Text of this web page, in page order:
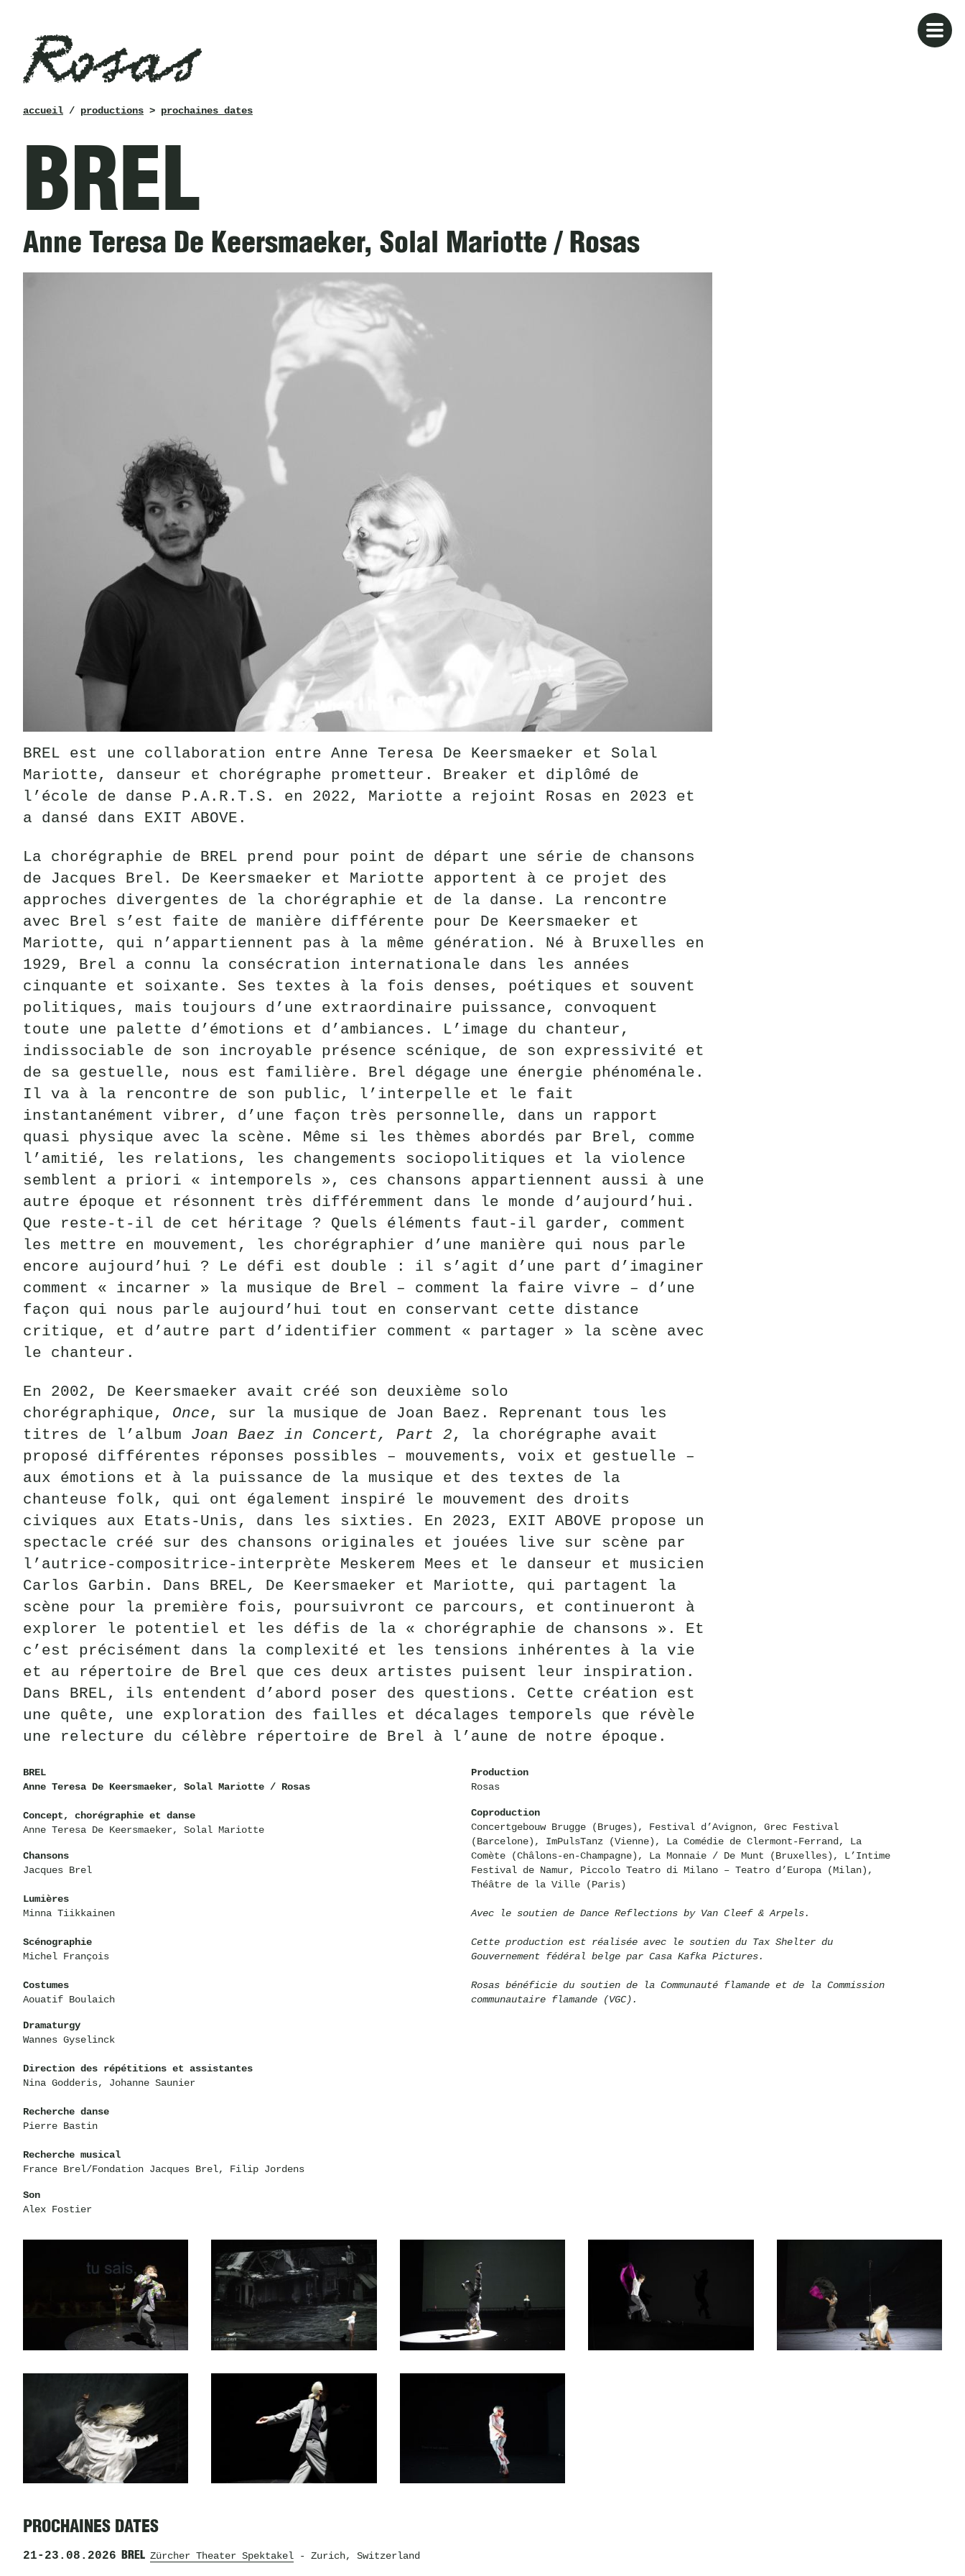
fil
accueil / productions > prochaines dates
BREL
Anne Teresa De Keersmaeker, Solal Mariotte / Rosas
BREL est une collaboration entre Anne Teresa De Keersmaeker et Solal
Mariotte, danseur et chorégraphe prometteur. Breaker et diplômé de
l’école de danse P.A.R.T.S. en 2022, Mariotte a rejoint Rosas en 2023 et
a dansé dans EXIT ABOVE.
La chorégraphie de BREL
prend pour point de départ une série de chansons
de Jacques Brel. De Keersmaeker et Mariotte apportent à ce projet des
approches divergentes de la chorégraphie et de la danse. La rencontre
avec Brel s’est faite de manière différente pour De Keersmaeker et
Mariotte, qui n’appartiennent pas à la même génération. Né à Bruxelles en
1929, Brel a connu la consécration internationale dans les années
cinquante et soixante. Ses textes à la fois denses, poétiques et souvent
politiques, mais toujours d’une extraordinaire puissance, convoquent
toute une palette d’émotions et d’ambiances. L’image du chanteur,
indissociable de son incroyable présence scénique, de son expressivité et
de sa gestuelle, nous est familière. Brel dégage une énergie phénoménale.
Il va à la rencontre de son public, l’interpelle et le fait
instantanément vibrer, d’une façon très personnelle, dans un rapport
quasi physique avec la scène. Même si les thèmes abordés par Brel, comme
l’amitié, les relations, les changements sociopolitiques et la violence
semblent a priori « intemporels », ces chansons appartiennent aussi à une
autre époque et résonnent très différemment dans le monde d’aujourd’hui.
Que reste-t-il de cet héritage ? Quels éléments faut-il garder, comment
les mettre en mouvement, les chorégraphier d’une manière qui nous parle
encore aujourd’hui ? Le défi est double : il s’agit d’une part d’imaginer
comment « incarner » la musique de Brel – comment la faire vivre – d’une
façon qui nous parle aujourd’hui tout en conservant cette distance
critique, et d’autre part d’identifier comment « partager » la scène avec
le chanteur.
En 2002, De Keersmaeker avait créé son deuxième solo
chorégraphique, Once, sur la musique de Joan Baez. Reprenant tous les
titres de l’album Joan Baez in Concert, Part 2, la chorégraphe avait
proposé différentes réponses possibles – mouvements, voix et gestuelle –
aux émotions et à la puissance de la musique et des textes de la
chanteuse folk, qui ont également inspiré le mouvement des droits
civiques aux Etats-Unis, dans les sixties. En 2023, EXIT ABOVE propose un
spectacle créé sur des chansons originales et jouées live sur scène par
l’autrice-compositrice-interprète Meskerem Mees et le danseur et musicien
Carlos Garbin. Dans BREL, De Keersmaeker et Mariotte, qui partagent la
scène pour la première fois, poursuivront ce parcours, et continueront à
explorer le potentiel et les défis de la « chorégraphie de chansons ». Et
c’est précisément dans la complexité et les tensions inhérentes à la vie
et au répertoire de Brel que ces deux artistes puisent leur inspiration.
Dans BREL, ils entendent d’abord poser des questions. Cette création est
une quête, une exploration des failles et décalages temporels que révèle
une relecture du célèbre répertoire de Brel à l’aune de notre époque.
BREL
Anne Teresa De Keersmaeker, Solal Mariotte / Rosas
Concept, chorégraphie et danse
Anne Teresa De Keersmaeker, Solal Mariotte
Chansons
Jacques Brel
Lumières
Minna Tiikkainen
Scénographie
Michel François
Costumes
Aouatif Boulaich
Dramaturgy
Wannes Gyselinck
Direction des répétitions et assistantes
Nina Godderis, Johanne Saunier
Recherche danse
Pierre Bastin
Recherche musical
France Brel/Fondation Jacques Brel, Filip Jordens
Son
Alex Fostier
Production
Rosas
Coproduction
Concertgebouw Brugge (Bruges), Festival d’Avignon, Grec Festival
(Barcelone), ImPulsTanz (Vienne), La Comédie de Clermont-Ferrand, La
Comète (Châlons-en-Champagne), La Monnaie / De Munt (Bruxelles), L’Intime
Festival de Namur, Piccolo Teatro di Milano – Teatro d’Europa (Milan),
Théâtre de la Ville (Paris)
Avec le soutien de Dance Reflections by Van Cleef & Arpels.
Cette production est réalisée avec le soutien du Tax Shelter du
Gouvernement fédéral belge par Casa Kafka Pictures.
Rosas bénéficie du soutien de la Communauté flamande et de la Commission
communautaire flamande (VGC).
PROCHAINES DATES
21- 23.08.2026 BREL Zürcher Theater Spektakel - Zurich, Switzerland